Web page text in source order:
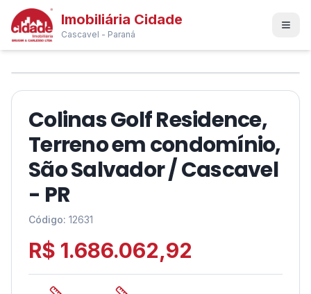
Imobiliária Cidade
Cascavel - Paraná
❮ ❯
1/46
Colinas Golf Residence,
Terreno em condomínio,
São Salvador / Cascavel
- PR
Código: 12631
R$ 1.686.062,92